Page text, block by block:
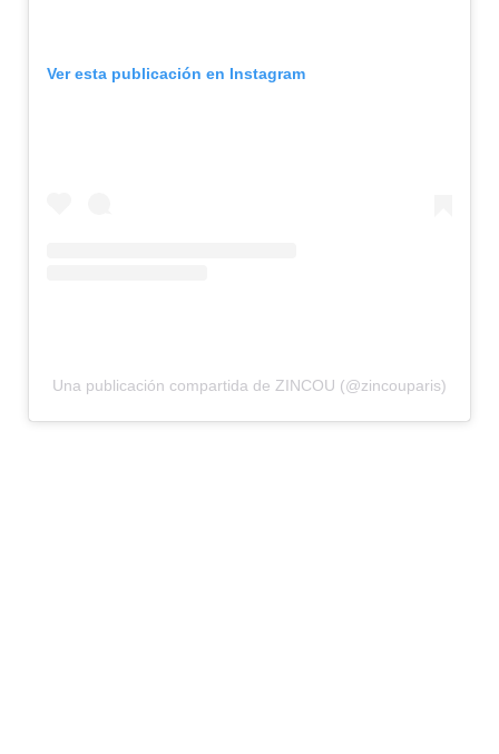
Ver esta publicación en Instagram
Una publicación compartida de ZINCOU (@zincouparis)